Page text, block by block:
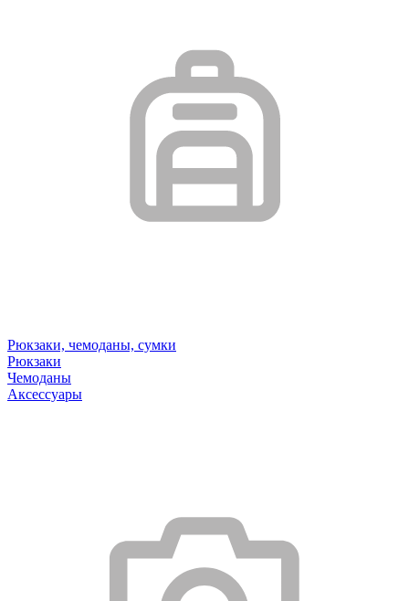
Рюкзаки, чемоданы, сумки
Рюкзаки
Чемоданы
Аксессуары